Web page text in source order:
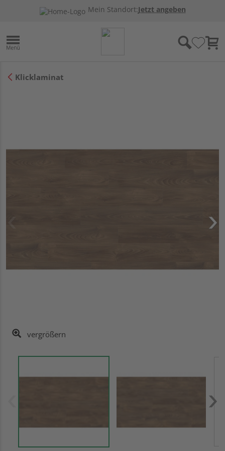
Mein Standort:Jetzt angeben
Klicklaminat
vergrößern